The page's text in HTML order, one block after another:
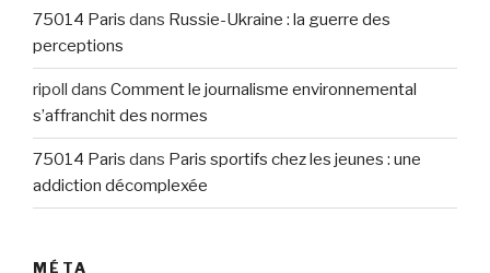
75014 Paris dans Russie-Ukraine : la guerre des
perceptions
ripoll dans Comment le journalisme environnemental
s’affranchit des normes
75014 Paris dans Paris sportifs chez les jeunes : une
addiction décomplexée
MÉTA